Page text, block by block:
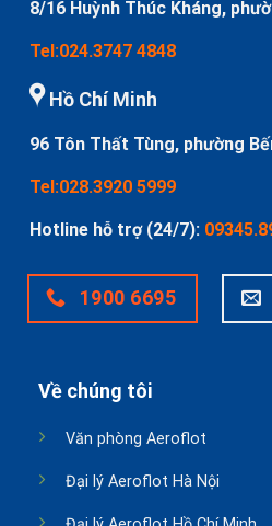
8/16 Huỳnh Thúc Kháng,
Tel:024.3747 4848
Hồ Chí Minh
96 Tôn Thất Tùng, phường
Tel:028.3920 5999
Hotline hỗ trợ (24/7):
1900 6695
Về chúng tôi
Văn phòng Aeroflot
Đại lý Aeroflot Hà Nội